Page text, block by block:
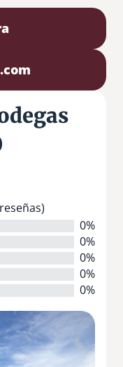
0%
0%
0%
0%
0%